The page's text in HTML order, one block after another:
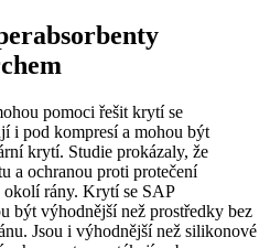
pomoci řešit krytí se
i pod kompresí a mohou být
krytí. Studie prokázaly, že
a ochranou proti protečení
rány. Krytí se SAP
být výhodnější než prostředky bez
Jsou i výhodnější než silikonové